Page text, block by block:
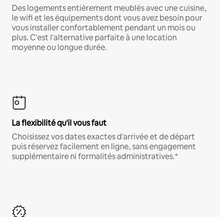
Des logements entièrement meublés avec une cuisine,
le wifi et les équipements dont vous avez besoin pour
vous installer confortablement pendant un mois ou
plus. C'est l'alternative parfaite à une location
moyenne ou longue durée.
La flexibilité qu'il vous faut
Choisissez vos dates exactes d'arrivée et de départ
puis réservez facilement en ligne, sans engagement
supplémentaire ni formalités administratives.*